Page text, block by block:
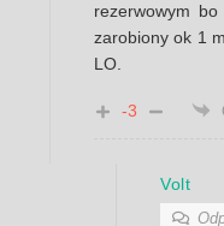
rezerwowym
zarobiony ok 1
LO.
-3
Volt